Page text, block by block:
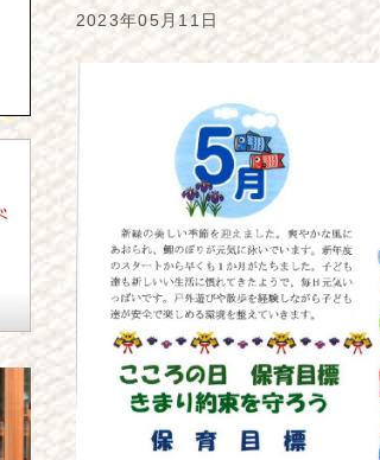
2023年05月11日